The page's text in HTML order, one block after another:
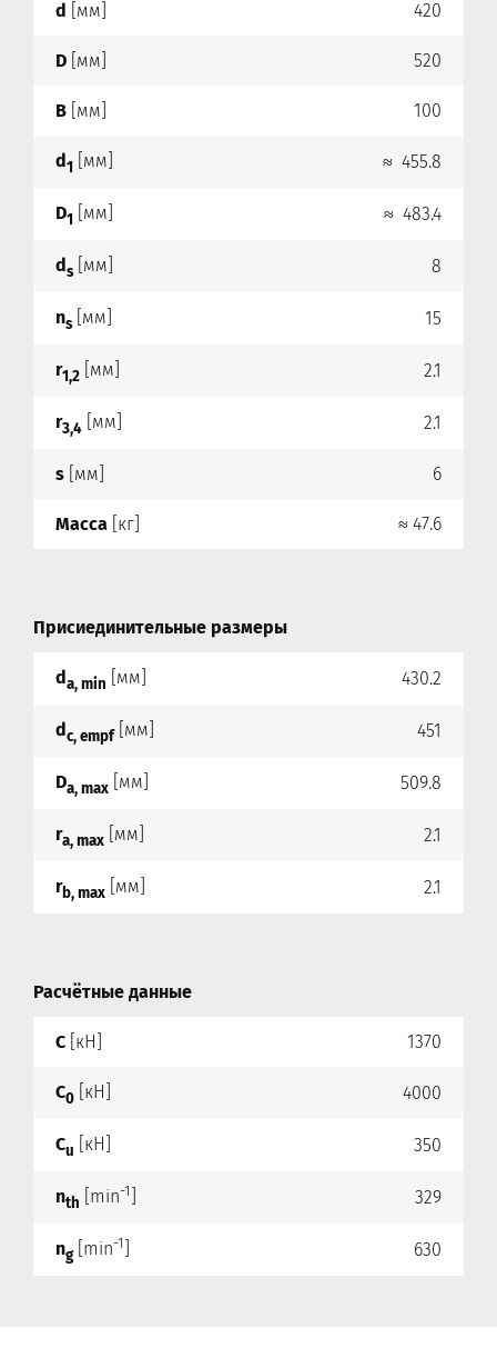
d [мм] 420
D [мм] 520
B [мм] 100
d1 [мм] ≈ 455.8
D1 [мм] ≈ 483.4
ds [мм] 8
ns [мм] 15
r1,2 [мм] 2.1
r3,4 [мм] 2.1
s [мм] 6
Масса [кг] ≈ 47.6
Присиединительные размеры
da, min [мм] 430.2
dc, empf[мм] 451
Da, max [мм] 509.8
ra, max [мм] 2.1
rb, max [мм] 2.1
Расчётные данные
C [кН] 1370
C0 [кН] 4000
Cu [кН] 350
nth [min-1 329
ng[min-1 630